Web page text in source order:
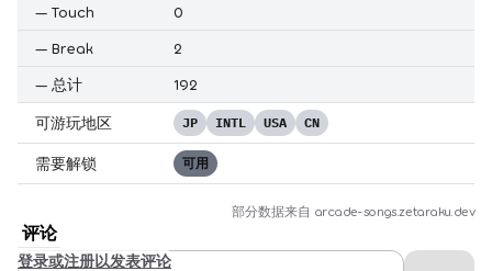
— Touch
0
— Break
2
— 总计 192
可游玩地区 JP INTL USA CN
需要解锁 可用
部分数据来自 arcade-songs.zetaraku.dev
评论
登录或注册以发表评论